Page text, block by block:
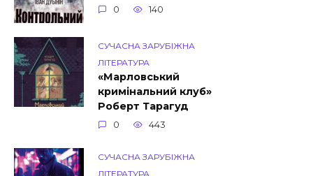
0 140
СУЧАСНА ЗАРУБІЖНА
ЛІТЕРАТУРА
«Марловський
кримінальний клуб»
Роберт Тарагуд
0 443
СУЧАСНА ЗАРУБІЖНА
ЛІТЕРАТУРА